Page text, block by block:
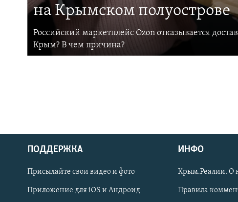
Українською
Qırımtatar
на Крымском полуострове
Российский маркетплейс Ozon отказывается
Крым? В чем причина?
ПОДДЕРЖКА
Присылайте свои видео и фото
Приложение для iOS и Андроид
ИНФО
Крым.Реалии. О
Правила